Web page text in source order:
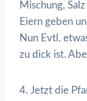
Mischung,
Eiern geben
Nun Evtl.
zu dick ist.
4. Jetzt die